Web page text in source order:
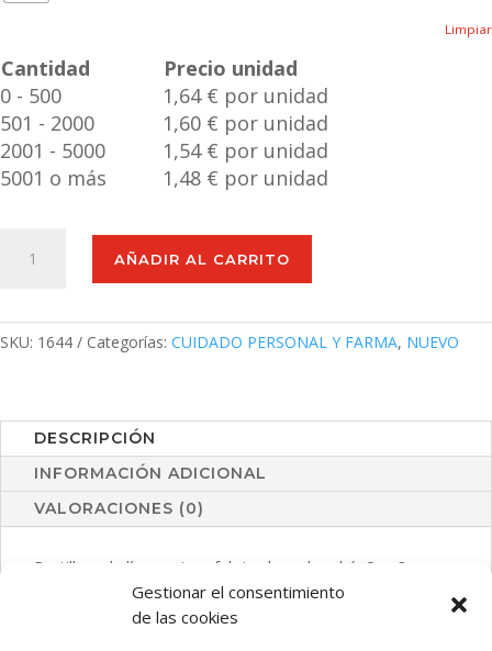
Gestionar el consentimiento
de las cookies
Limpiar
Cantidad
Precio unidad
0 - 500
1,64 € por unidad
501 - 2000
1,60 € por unidad
2001 - 5000
1,54 € por unidad
5001 o más
1,48 € por unidad
Pensol
AÑADIR AL CARRITO
SKU: 1644 Categorías: CUIDADO PERSONAL Y FARMA, NUEVO
DESCRIPCIÓN
INFORMACIÓN ADICIONAL
VALORACIONES (0)
Pastillero de línea nature fabricado en bambú. Con 3
compartimentos interiores y cierre magnético.